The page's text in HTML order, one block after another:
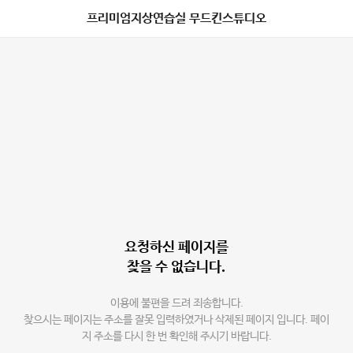
프리미엄지상연습실 무드킨스튜디오
요청하신 페이지를
찾을 수 없습니다.
이용에 불편을 드려 죄송합니다.
찾으시는 페이지는 주소를 잘못 입력하였거나 삭제된 페이지 입니다. 페이
지 주소를 다시 한 번 확인해 주시기 바랍니다.